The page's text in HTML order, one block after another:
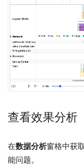
查看效果分析
在数据分析窗格中获
能问题。